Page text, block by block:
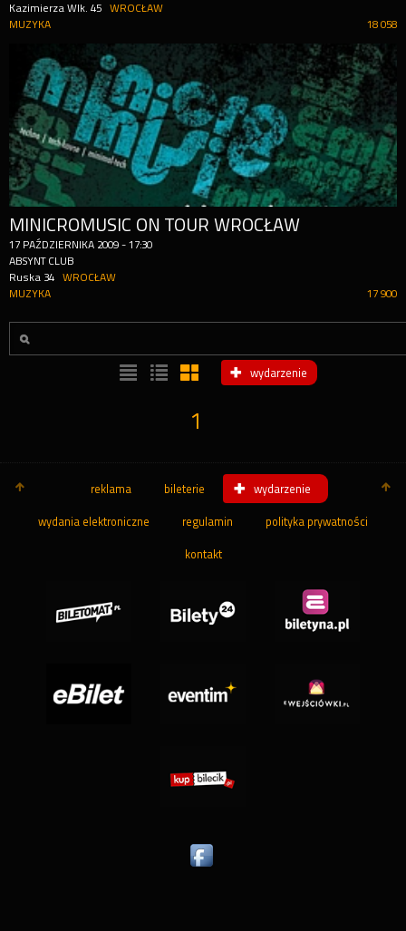
Kazimierza Wlk. 45
WROCŁAW
18 058
MUZYKA
MINICROMUSIC ON TOUR WROCŁAW
17 PAŹDZIERNIKA 2009 -17:30
ABSYNT CLUB
Ruska 34
WROCŁAW
17 900
MUZYKA
wydarzenie
1
reklama bileterie wydarzenie
wydania elektroniczne regulamin polityka prywatności
kontakt